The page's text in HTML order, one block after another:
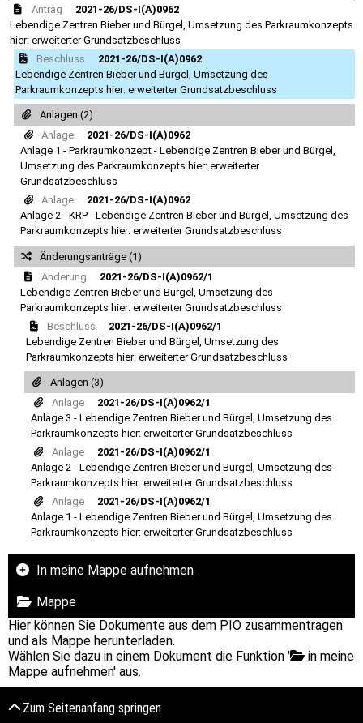
Antrag
2021-26/DS-I(A)0962
Lebendige Zentren Bieber und Bürgel, Umsetzung des Parkraumkonzepts
hier: erweiterter Grundsatzbeschluss
Beschluss
2021-26/DS-I(A)0962
Lebendige Zentren Bieber und Bürgel, Umsetzung des
Parkraumkonzepts hier: erweiterter Grundsatzbeschluss
Anlagen (2)
Anlage
2021-26/DS-I(A)0962
Anlage 1 - Parkraumkonzept - Lebendige Zentren Bieber und Bürgel,
Umsetzung des Parkraumkonzepts hier: erweiterter
Grundsatzbeschluss
Anlage
2021-26/DS-I(A)0962
Anlage 2 - KRP - Lebendige Zentren Bieber und Bürgel, Umsetzung des
Parkraumkonzepts hier: erweiterter Grundsatzbeschluss
Änderungsanträge (1)
Änderung
2021-26/DS-I(A)0962/1
Lebendige Zentren Bieber und Bürgel, Umsetzung des
Parkraumkonzepts hier: erweiterter Grundsatzbeschluss
Beschluss
2021-26/DS-I(A)0962/1
Lebendige Zentren Bieber und Bürgel, Umsetzung des
Parkraumkonzepts hier: erweiterter Grundsatzbeschluss
Anlagen (3)
Anlage
2021-26/DS-I(A)0962/1
Anlage 3 - Lebendige Zentren Bieber und Bürgel, Umsetzung des
Parkraumkonzepts hier: erweiterter Grundsatzbeschluss
Anlage
2021-26/DS-I(A)0962/1
Anlage 2 - Lebendige Zentren Bieber und Bürgel, Umsetzung des
Parkraumkonzepts hier: erweiterter Grundsatzbeschluss
Anlage
2021-26/DS-I(A)0962/1
Anlage 1 - Lebendige Zentren Bieber und Bürgel, Umsetzung des
Parkraumkonzepts hier: erweiterter Grundsatzbeschluss
In meine Mappe aufnehmen
Mappe
Hier können Sie Dokumente aus dem PIO zusammentragen
und als Mappe herunterladen.
Wählen Sie dazu in einem Dokument die Funktion '
in meine
Mappe aufnehmen' aus.
Zum Seitenanfang springen